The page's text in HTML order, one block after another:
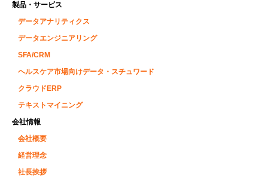
製品・サービス
データアナリティクス
データエンジニアリング
SFA/CRM
ヘルスケア市場向けデータ・スチュワード
クラウドERP
テキストマイニング
会社情報
会社概要
経営理念
社長挨拶